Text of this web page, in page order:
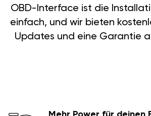
OBD-Interface ist die
einfach, und wir bieten
Updates und eine Garantie